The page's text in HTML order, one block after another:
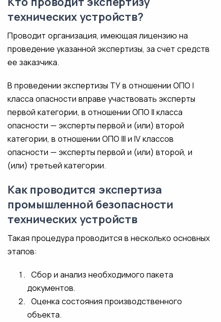
технических устройств?
Проводит организация, имеющая лицензию на
проведение указанной экспертизы, за счет средств
ее заказчика.
В проведении экспертизы ТУ в отношении ОПО I
класса опасности вправе участвовать эксперты
первой категории, в отношении ОПО II класса
опасности — эксперты первой и (или) второй
категории, в отношении ОПО III и IV классов
опасности — эксперты первой и (или) второй, и
(или) третьей категории.
Как проводится экспертиза
промышленной безопасности
технических устройств
Такая процедура проводится в несколько основных
этапов:
Сбор и анализ необходимого пакета
документов.
Оценка состояния производственного
объекта.